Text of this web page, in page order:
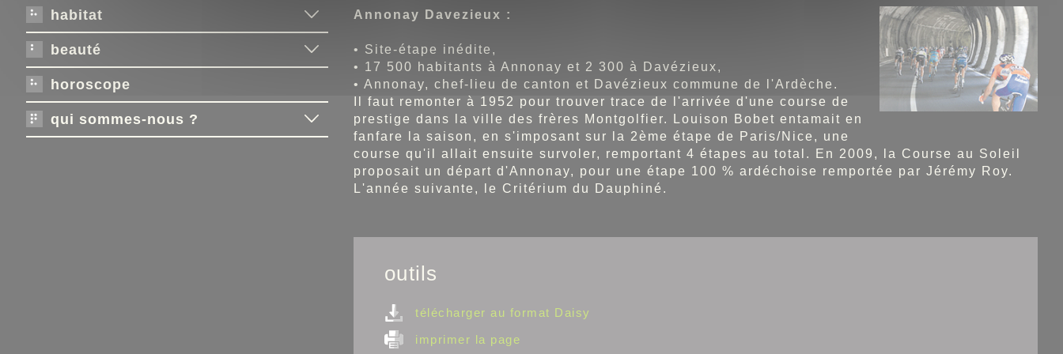
habitat
beauté
horoscope
qui sommes-nous ?
Annonay Davezieux :
• Site-étape inédite,
• 17 500 habitants à Annonay et 2 300 à Davézieux,
• Annonay, chef-lieu de canton et Davézieux commune de l'Ardèche.
Il faut remonter à 1952 pour trouver trace de l'arrivée d'une course de
prestige dans la ville des frères Montgolfier. Louison Bobet entamait en
fanfare la saison, en s'imposant sur la 2ème étape de Paris/Nice, une
course qu'il allait ensuite survoler, remportant 4 étapes au total. En 2009, la Course au Soleil
proposait un départ d'Annonay, pour une étape 100 % ardéchoise remportée par Jérémy Roy.
L'année suivante, le Critérium du Dauphiné.
outils
télécharger au format Daisy
imprimer la page